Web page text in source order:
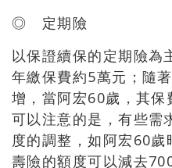
◎ 定期險
以保證續保的定期險為
年繳保費約5萬元；隨
增，當阿宏60歲，其
可以注意的是，有些需
度的調整，如阿宏60
壽險的額度可以減去700